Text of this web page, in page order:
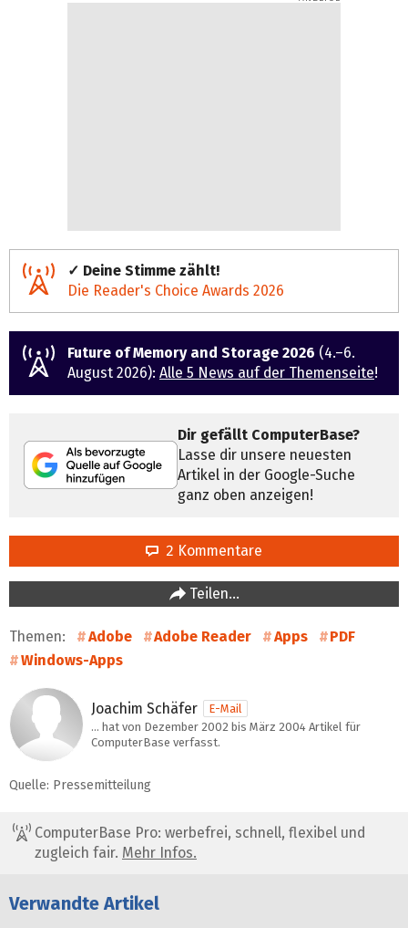
✓ Deine Stimme zählt!
Die Reader's Choice Awards 2026
Future of Memory and Storage 2026 (4.–6.
August 2026): Alle 5 News auf der Themenseite!
Dir gefällt ComputerBase?
Lasse dir unsere neuesten
Artikel in der Google-Suche
ganz oben anzeigen!
2 Kommentare
Teilen…
Themen: Adobe Adobe Reader Apps
PDF
Windows-Apps
Joachim Schäfer
E-Mail
… hat von Dezember 2002 bis März 2004 Artikel für
ComputerBase verfasst.
Quelle: Pressemitteilung
ComputerBase Pro: werbefrei, schnell, flexibel und
zugleich fair. Mehr Infos.
Verwandte Artikel